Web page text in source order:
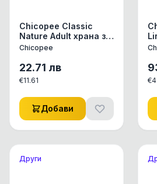
Chicopee Classic
Nature Adult храна за
кучета над 12
2кг
Chicopee
22.71 лв
€11.61
Добави
€
Други